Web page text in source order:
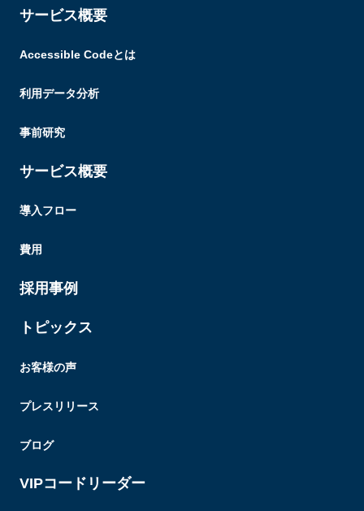
サービス概要
Accessible Codeとは
利用データ分析
事前研究
サービス概要
導入フロー
費用
採用事例
トピックス
お客様の声
プレスリリース
ブログ
VIPコードリーダー